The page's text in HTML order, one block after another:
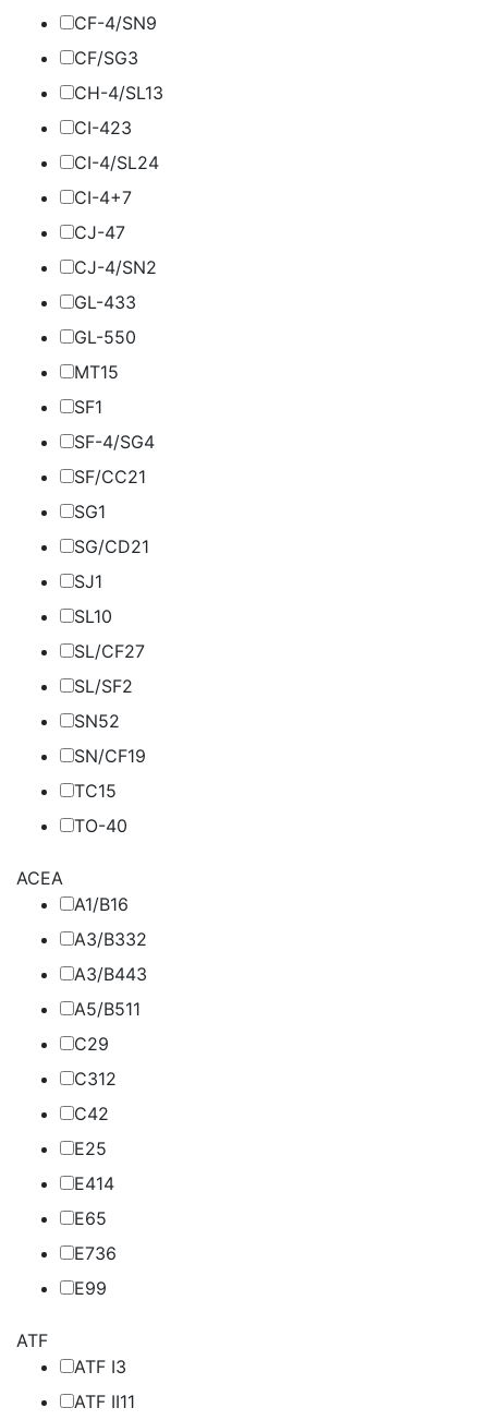
CF-4/SN9
CF/SG3
CH-4/SL13
CI-423
CI-4/SL24
CI-4+7
CJ-47
CJ-4/SN2
GL-433
GL-550
MT15
SF1
SF-4/SG4
SF/CC21
SG1
SG/CD21
SJ1
SL10
SL/CF27
SL/SF2
SN52
SN/CF19
TC15
TO-40
ACEA
A1/B16
A3/B332
A3/B443
A5/B511
C29
C312
C42
E25
E414
E65
E736
E99
ATF
ATF I3
ATF II11